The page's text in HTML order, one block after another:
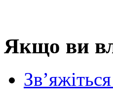
Якщо ви